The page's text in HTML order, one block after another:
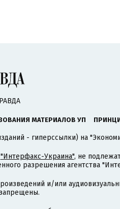
МАТЕРИАЛОВ УП
- гиперссылки) на
"Интерфакс-Украина", не
разрешения агентства
и/или